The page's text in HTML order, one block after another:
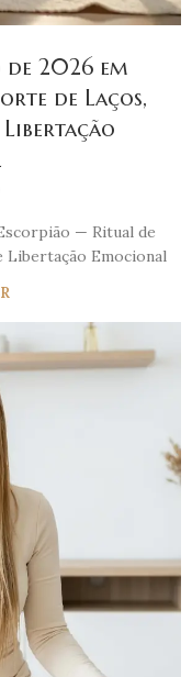
de 2026 em
de Laços,
Libertação
— Ritual de
Libertação Emocional